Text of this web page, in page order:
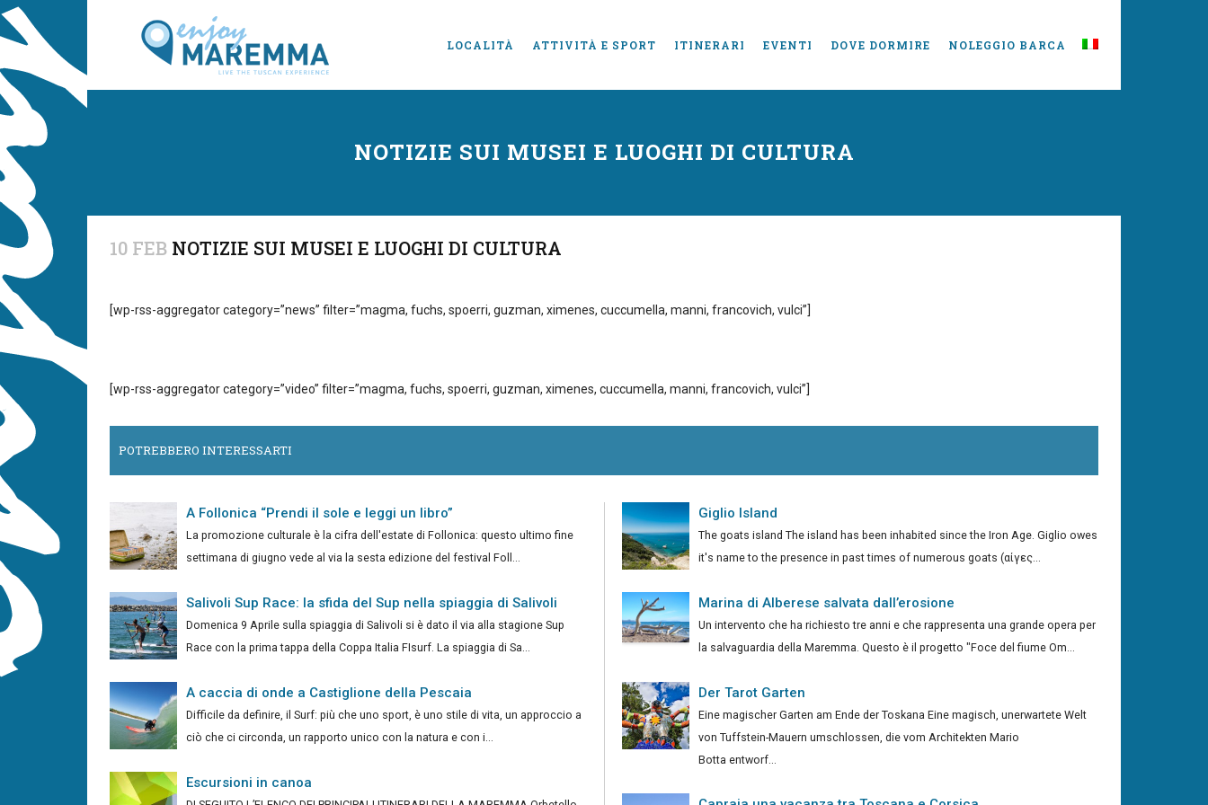
LOCALITÀ ATTIVITÀ E SPORT ITINERARI EVENTI DOVE DORMIRE NOLEGGIO BARCA
NOTIZIE SUI MUSEI E LUOGHI DI CULTURA
10 FEB NOTIZIE SUI MUSEI E LUOGHI DI CULTURA
[wp-rss-aggregator category=”news” filter=”magma, fuchs, spoerri, guzman, ximenes, cuccumella, manni, francovich, vulci”]
[wp-rss-aggregator category=”video” filter=”magma, fuchs, spoerri, guzman, ximenes, cuccumella, manni, francovich, vulci”]
POTREBBERO INTERESSARTI
A Follonica “Prendi il sole e leggi un libro”
La promozione culturale è la cifra dell'estate di Follonica: questo ultimo fine
settimana di giugno vede al via la sesta edizione del festival Foll...
Salivoli Sup Race: la sfida del Sup nella spiaggia di Salivoli
Domenica 9 Aprile sulla spiaggia di Salivoli si è dato il via alla stagione Sup
Race con la prima tappa della Coppa Italia FIsurf. La spiaggia di Sa...
A caccia di onde a Castiglione della Pescaia
Difficile da definire, il Surf: più che uno sport, è uno stile di vita, un approccio a
ciò che ci circonda, un rapporto unico con la natura e con i...
Escursioni in canoa
Giglio Island
The goats island The island has been inhabited since the Iron Age. Giglio owes
it's name to the presence in past times of numerous goats (αίγες...
Marina di Alberese salvata dall’erosione
Un intervento che ha richiesto tre anni e che rappresenta una grande opera per
la salvaguardia della Maremma. Questo è il progetto "Foce del fiume Om...
Der Tarot Garten
Eine magischer Garten am Ende der Toskana Eine magisch, unerwartete Welt
von Tuffstein-Mauern umschlossen, die vom Architekten Mario
Botta entworf...